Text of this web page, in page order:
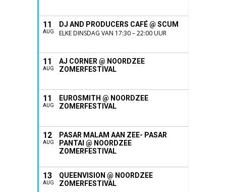
11
AUG
DJ AND PRODUCERS CAFÉ @ SCUM
ELKE DINSDAG VAN 17:30 – 22:00 UUR
11
AUG
AJ CORNER @ NOORDZEE
ZOMERFESTIVAL
11
AUG
EUROSMITH @ NOORDZEE
ZOMERFESTIVAL
12
AUG
PASAR MALAM AAN ZEE- PASAR
PANTAI @ NOORDZEE
ZOMERFESTIVAL
13
AUG
QUEENVISION @ NOORDZEE
ZOMERFESTIVAL